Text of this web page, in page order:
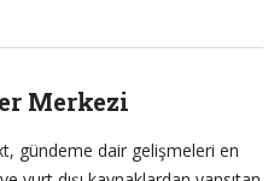
Merkezi
gündeme dair gelişmeleri en